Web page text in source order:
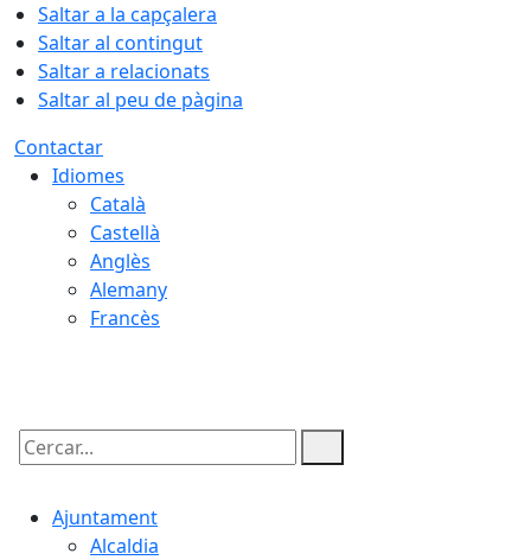
Saltar a la capçalera
Saltar al contingut
Saltar a relacionats
Saltar al peu de pàgina
Contactar
Idiomes
Català
Castellà
Anglès
Alemany
Francès
Cercar:
Ajuntament
Alcaldia